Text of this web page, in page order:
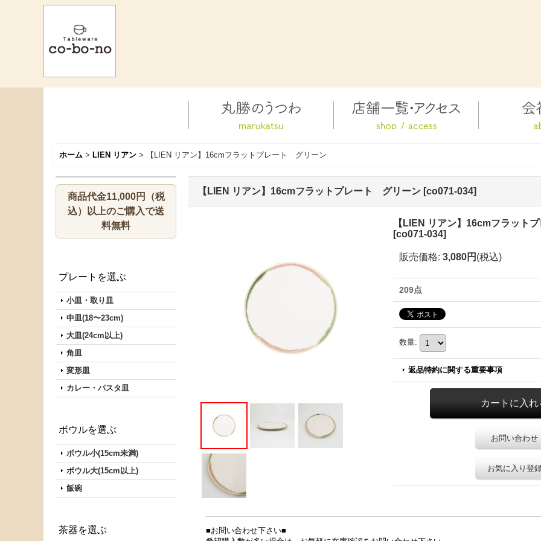
ホーム > LIEN リアン > 【LIEN リアン】16cmフラットプレート グリーン
商品代金11,000円（税
込）以上のご購入で送
料無料
プレートを選ぶ
小皿・取り皿
中皿(18〜23cm)
大皿(24cm以上)
角皿
変形皿
カレー・パスタ皿
ボウルを選ぶ
ボウル小(15cm未満)
ボウル大(15cm以上)
飯碗
茶器を選ぶ
【LIEN リアン】16cmフラットプレート グリーン [co071-034]
【LIEN リアン】16cmフラット
[co071-034]
販売価格: 3,080円 (税込)
209点
数量:
返品特約に関する重要事項
お問い合わせ
お気に入り登
■お問い合わせ下さい■